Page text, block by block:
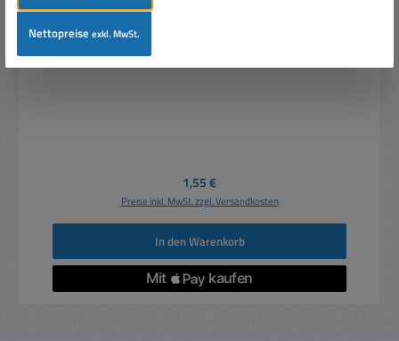
4mm Bananenstecker SCHWARZ mit 1x Längsfeder
Regulärer Preis:
1,55 €
Preise inkl. MwSt. zzgl. Versandkosten
In den Warenkorb
Nettopreiseexkl. MwSt.